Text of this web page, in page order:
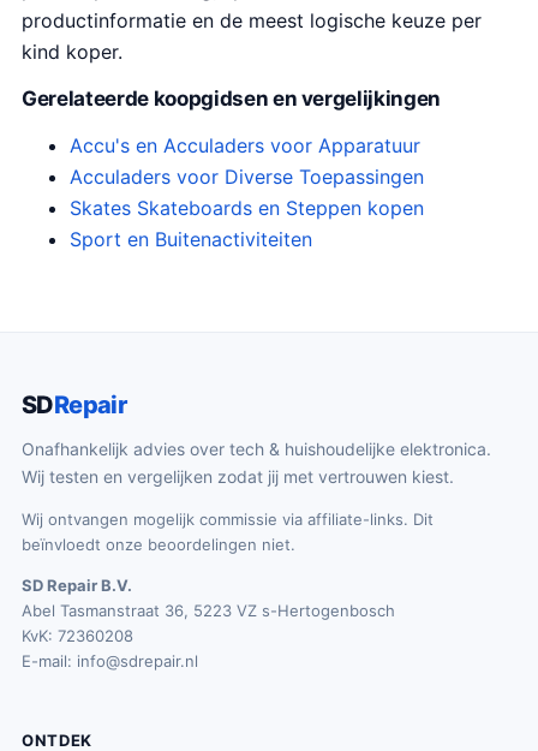
productinformatie en de meest logische keuze per
kind koper.
Gerelateerde koopgidsen en vergelijkingen
Accu's en Acculaders voor Apparatuur
Acculaders voor Diverse Toepassingen
Skates Skateboards en Steppen kopen
Sport en Buitenactiviteiten
SDRepair
Onafhankelijk advies over tech & huishoudelijke elektronica.
Wij testen en vergelijken zodat jij met vertrouwen kiest.
Wij ontvangen mogelijk commissie via affiliate-links. Dit
beïnvloedt onze beoordelingen niet.
SD Repair B.V.
Abel Tasmanstraat 36, 5223 VZ s-Hertogenbosch
KvK: 72360208
E-mail: info@sdrepair.nl
ONTDEK